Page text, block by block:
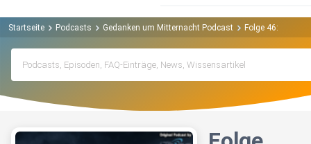
Startseite Podcasts Gedanken um Mitternacht Podcast Folge 46: 10